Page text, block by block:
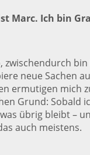
Marc. Ich bin
zwischendurch
neue Sachen
ermutigen mich
Grund: Sobald
übrig bleibt –
auch meistens.